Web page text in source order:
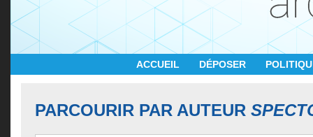
ACCUEIL DÉPOSER
PARCOURIR PAR AUTEUR